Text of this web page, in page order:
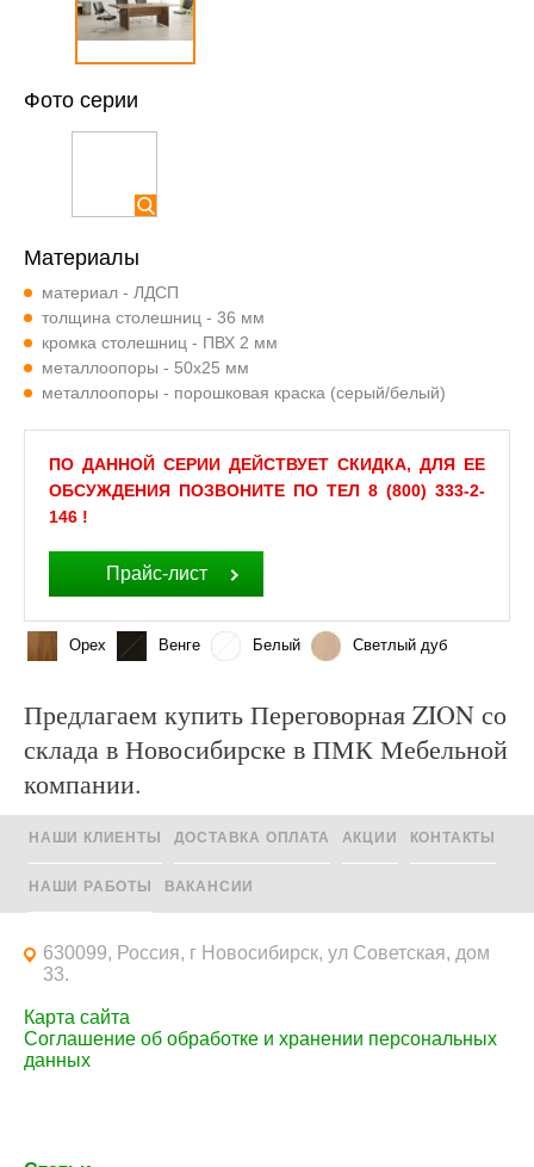
Фото серии
Материалы
материал - ЛДСП
толщина столешниц - 36 мм
кромка столешниц - ПВХ 2 мм
металлоопоры - 50х25 мм
металлоопоры - порошковая краска (серый/белый)
ПО ДАННОЙ СЕРИИ ДЕЙСТВУЕТ СКИДКА, ДЛЯ ЕЕ
ОБСУЖДЕНИЯ ПОЗВОНИТЕ ПО ТЕЛ 8 (800) 333-2-
146 !
Прайс-лист
Орех Венге Белый Светлый дуб
Предлагаем купить Переговорная ZION со
склада в Новосибирске в ПМК Мебельной
компании.
НАШИ КЛИЕНТЫ ДОСТАВКА ОПЛАТА АКЦИИ КОНТАКТЫ
НАШИ РАБОТЫ ВАКАНСИИ
630099, Россия, г Новосибирск, ул Советская, дом
33.
Карта сайта
Соглашение об обработке и хранении персональных
данных